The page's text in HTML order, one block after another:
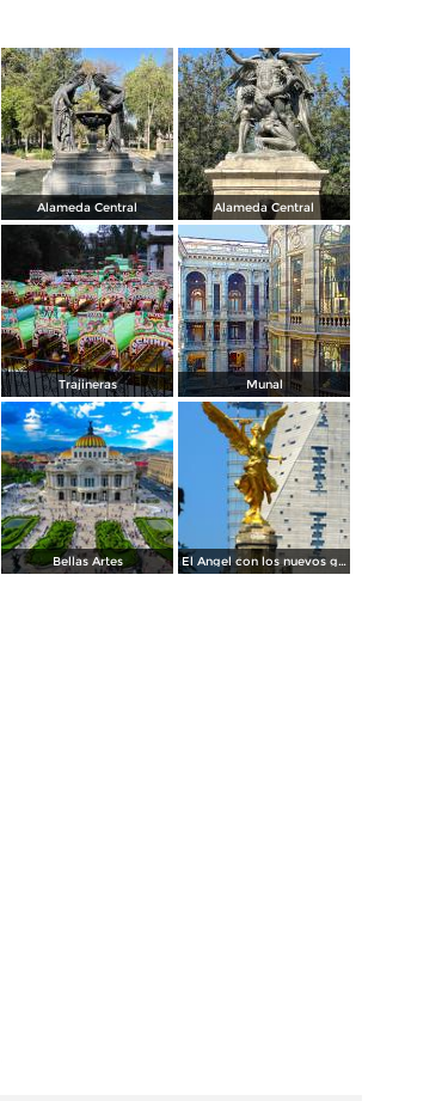
Alameda Central Alameda Central
Trajineras Munal
Bellas Artes El Angel con los nuevos guardianes de reforma.